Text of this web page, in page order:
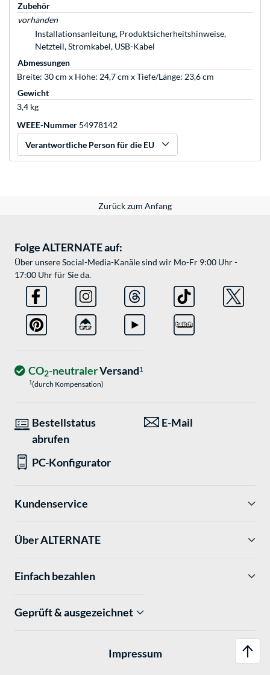
Zubehör
vorhanden
Installationsanleitung, Produktsicherheitshinweise,
Netzteil, Stromkabel, USB-Kabel
Abmessungen
Breite: 30 cm x Höhe: 24,7 cm x Tiefe/Länge: 23,6 cm
Gewicht
3,4 kg
WEEE-Nummer 54978142
Verantwortliche Person für die EU
Zurück zum Anfang
Folge ALTERNATE auf:
Über unsere Social-Media-Kanäle sind wir Mo-Fr 9:00 Uhr -
17:00 Uhr für Sie da.
CO2-neutralerVersand1
1(durch Kompensation)
Bestellstatus
abrufen
E-Mail
PC-Konfigurator
Kundenservice
Über ALTERNATE
Einfach bezahlen
Geprüft & ausgezeichnet
Impressum